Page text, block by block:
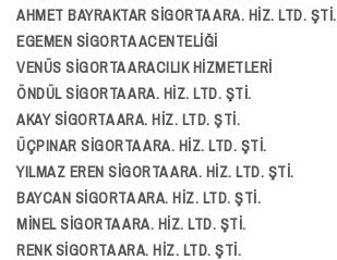
AHMET BAYRAKTAR SİGORTA ARA. HİZ. LTD. ŞTİ.
EGEMEN SİGORTA ACENTELİĞİ
VENÜS SİGORTA ARACILIK HİZMETLERİ
ÖNDÜL SİGORTA ARA. HİZ. LTD. ŞTİ.
AKAY SİGORTA ARA. HİZ. LTD. ŞTİ.
ÜÇPINAR SİGORTA ARA. HİZ. LTD. ŞTİ.
YILMAZ EREN SİGORTA ARA. HİZ. LTD. ŞTİ.
BAYCAN SİGORTA ARA. HİZ. LTD. ŞTİ.
MİNEL SİGORTA ARA. HİZ. LTD. ŞTİ.
RENK SİGORTA ARA. HİZ. LTD. ŞTİ.